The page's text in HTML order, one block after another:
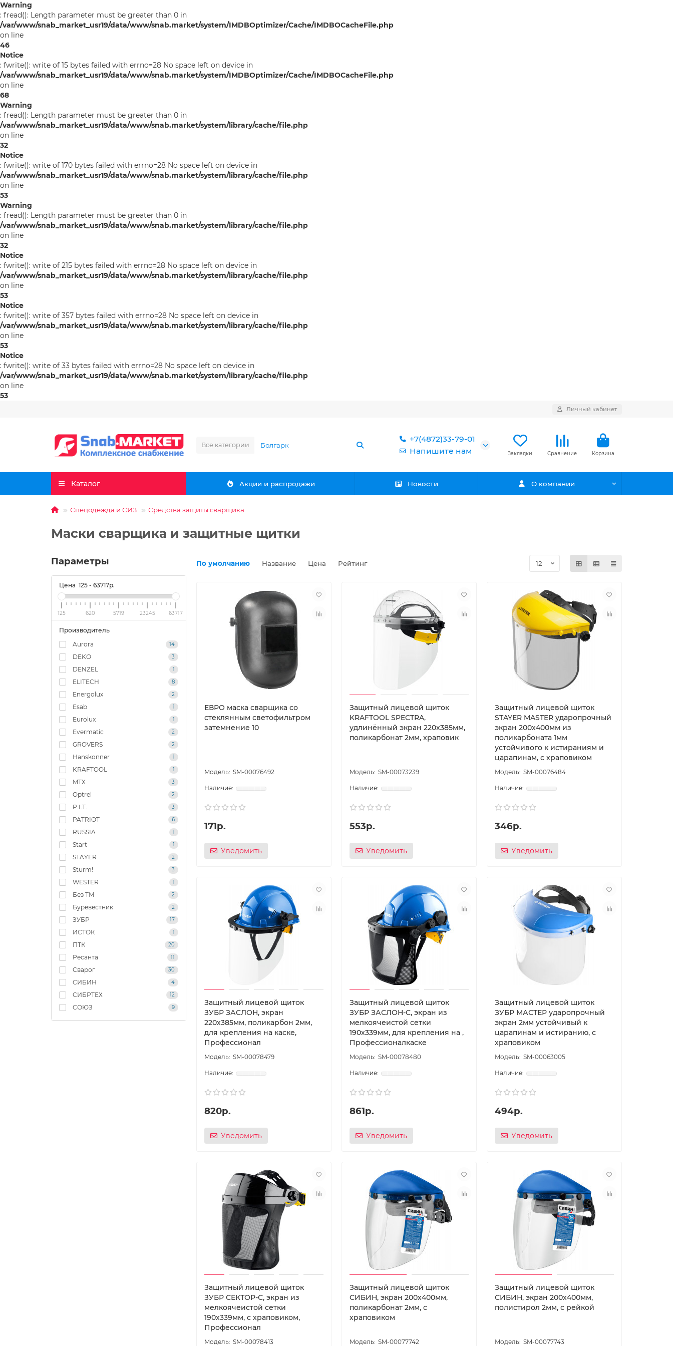
Warning
: fread(): Length parameter must be greater than 0 in
/var/www/snab_market_usr19/data/www/snab.market/system/IMDBOptimizer/Cache/IMDBOCacheFile.php
on line
46
Notice
: fwrite(): write of 15 bytes failed with errno=28 No space left on device in
/var/www/snab_market_usr19/data/www/snab.market/system/IMDBOptimizer/Cache/IMDBOCacheFile.php
on line
68
Warning
: fread(): Length parameter must be greater than 0 in
/var/www/snab_market_usr19/data/www/snab.market/system/library/cache/file.php
on line
32
Notice
: fwrite(): write of 170 bytes failed with errno=28 No space left on device in
/var/www/snab_market_usr19/data/www/snab.market/system/library/cache/file.php
on line
53
Warning
: fread(): Length parameter must be greater than 0 in
/var/www/snab_market_usr19/data/www/snab.market/system/library/cache/file.php
on line
32
Notice
: fwrite(): write of 215 bytes failed with errno=28 No space left on device in
/var/www/snab_market_usr19/data/www/snab.market/system/library/cache/file.php
on line
53
Notice
: fwrite(): write of 357 bytes failed with errno=28 No space left on device in
/var/www/snab_market_usr19/data/www/snab.market/system/library/cache/file.php
on line
53
Notice
: fwrite(): write of 33 bytes failed with errno=28 No space left on device in
/var/www/snab_market_usr19/data/www/snab.market/system/library/cache/file.php
on line
53
Личный кабинет
Все категории
+7(4872)33-79-01
Напишите нам
Закладки Сравнение Корзина
Каталог Акции и распродажи Новости О компании
Спецодежда и СИЗ Средства защиты сварщика
Маски сварщика и защитные щитки
Параметры
Цена 125 - 63717р.
125 620 5719 23245 63717
Производитель
Aurora
14
DEKO 3
DENZEL 1
ELITECH 8
Energolux 2
Esab 1
Eurolux 1
Evermatic 2
GROVERS 2
Hanskonner 1
KRAFTOOL 1
MTX 3
Optrel 2
P.I.T. 3
PATRIOT 6
RUSSIA 1
Start 1
STAYER 2
Sturm! 3
WESTER 1
Без ТМ 2
Буревестник 2
ЗУБР 17
ИСТОК 1
ПТК 20
Ресанта 11
Сварог 30
СИБИН 4
СИБРТЕХ 12
СОЮЗ 9
По умолчанию Название Цена Рейтинг
ЕВРО маска сварщика со
стеклянным светофильтром
затемнение 10
SM-00076492
171р.
Уведомить
Защитный лицевой щиток
KRAFTOOL SPECTRA,
удлинённый экран 220х385мм,
поликарбонат 2мм, храповик
SM-00073239
553р.
Уведомить
Защитный лицевой щиток
STAYER MASTER ударопрочный
экран 200х400мм из
поликарбоната 1мм
устойчивого к истираниям и
царапинам, с храповиком
SM-00076484
346р.
Уведомить
Защитный лицевой щиток
ЗУБР ЗАСЛОН, экран
220х385мм, поликарбон 2мм,
для крепления на каске,
Профессионал
SM-00078479
820р.
Уведомить
Защитный лицевой щиток
ЗУБР ЗАСЛОН-С, экран из
мелкоячеистой сетки
190х339мм, для крепления на ,
Профессионалкаске
SM-00078480
861р.
Уведомить
Защитный лицевой щиток
ЗУБР МАСТЕР ударопрочный
экран 2мм устойчивый к
царапинам и истиранию, с
храповиком
SM-00063005
494р.
Уведомить
Защитный лицевой щиток
ЗУБР СЕКТОР-С, экран из
мелкоячеистой сетки
190х339мм, с храповиком,
Профессионал
SM-00078413
Защитный лицевой щиток
СИБИН, экран 200х400мм,
поликарбонат 2мм, с
храповиком
SM-00077742
Защитный лицевой щиток
СИБИН, экран 200х400мм,
полистирол 2мм, с рейкой
SM-00077743